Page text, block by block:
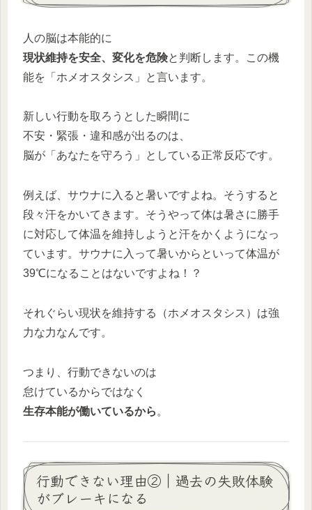
人の脳は本能的に
現状維持を安全、変化を危険と判断します。この機
能を「ホメオスタシス」と言います。
新しい行動を取ろうとした瞬間に
不安・緊張・違和感が出るのは、
脳が「あなたを守ろう」としている正常反応です。
例えば、サウナに入ると暑いですよね。そうすると
段々汗をかいてきます。そうやって体は暑さに勝手
に対応して体温を維持しようと汗をかくようになっ
ています。サウナに入って暑いからといって体温が
39℃になることはないですよね！？
それぐらい現状を維持する（ホメオスタシス）は強
力な力なんです。
つまり、行動できないのは
怠けているからではなく
生存本能が働いているから 。
行動できない理由②｜過去の失敗体験
がブレーキになる